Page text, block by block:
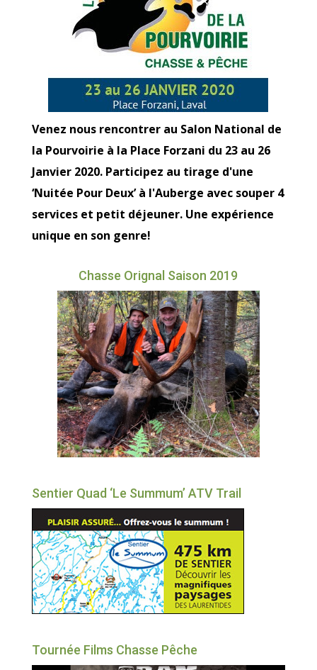
Venez nous rencontrer au Salon National de
la Pourvoirie à la Place Forzani du 23 au 26
Janvier 2020. Participez au tirage d'une
‘Nuitée Pour Deux’ à l'Auberge avec souper 4
services et petit déjeuner. Une expérience
unique en son genre!
Chasse Orignal Saison 2019
Sentier Quad ‘Le Summum’ ATV Trail
Tournée Films Chasse Pêche